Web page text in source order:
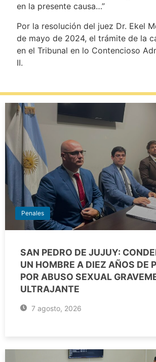
en la presente causa…”
Por la resolución del juez Dr. Ekel
de mayo de 2024, el trámite de la
en el Tribunal en lo Contencioso
II.
Penales
SAN PEDRO DE JUJUY:
UN HOMBRE A DIEZ AÑOS DE
POR ABUSO SEXUAL
ULTRAJANTE
7 agosto, 2026